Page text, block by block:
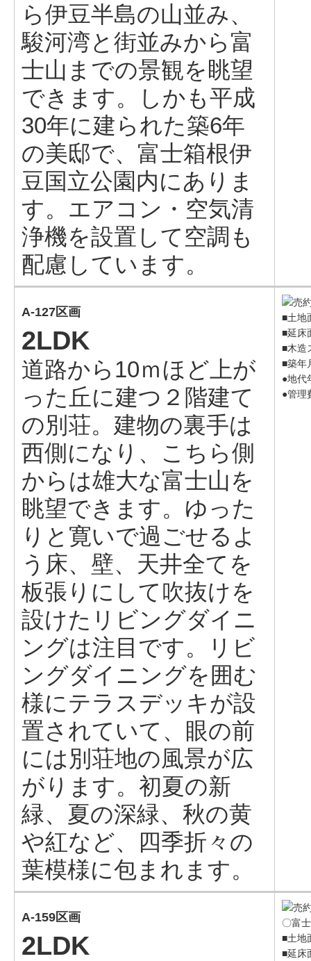
ら伊豆半島の山並み、
駿河湾と街並みから富
士山までの景観を眺望
できます。しかも平成
30年に建られた築6年
の美邸で、富士箱根伊
豆国立公園内にありま
す。エアコン・空気清
浄機を設置して空調も
配慮しています。
A-127区画
2LDK
道路から10ｍほど上が
った丘に建つ２階建て
の別荘。建物の裏手は
西側になり、こちら側
からは雄大な富士山を
眺望できます。ゆった
りと寛いで過ごせるよ
う床、壁、天井全てを
板張りにして吹抜けを
設けたリビングダイニ
ングは注目です。リビ
ングダイニングを囲む
様にテラスデッキが設
置されていて、眼の前
には別荘地の風景が広
がります。初夏の新
緑、夏の深緑、秋の黄
や紅など、四季折々の
葉模様に包まれます。
■土地
■延床
■木造
■築年
●地代
●管理
A-159区画
2LDK
〇富
■土地
■延床